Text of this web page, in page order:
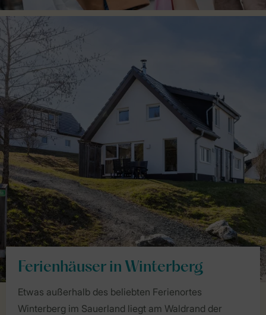
Ferienhäuser in Winterberg
Etwas außerhalb des beliebten Ferienortes
Winterberg im Sauerland liegt am Waldrand der